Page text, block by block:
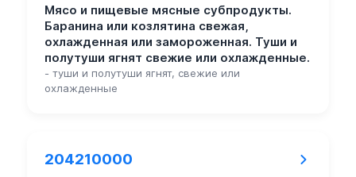
Мясо и пищевые мясные субпродукты.
Баранина или козлятина свежая,
охлажденная или замороженная. Туши и
полутуши ягнят свежие или охлажденные.
- туши и полутуши ягнят, свежие или
охлажденные
204210000